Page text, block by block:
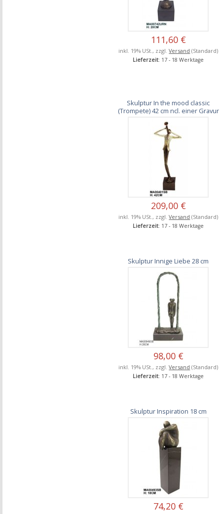
111,60 €
inkl. 19% USt., zzgl.Versand (Standard)
Lieferzeit: 17 - 18 Werktage
Skulptur In the mood classic
(Trompete) 42 cm ncl. einer Gravur
209,00 €
inkl. 19% USt., zzgl.Versand (Standard)
Lieferzeit: 17 - 18 Werktage
Skulptur Innige Liebe 28 cm
98,00 €
inkl. 19% USt., zzgl.Versand (Standard)
Lieferzeit: 17 - 18 Werktage
Skulptur Inspiration 18 cm
74,20 €